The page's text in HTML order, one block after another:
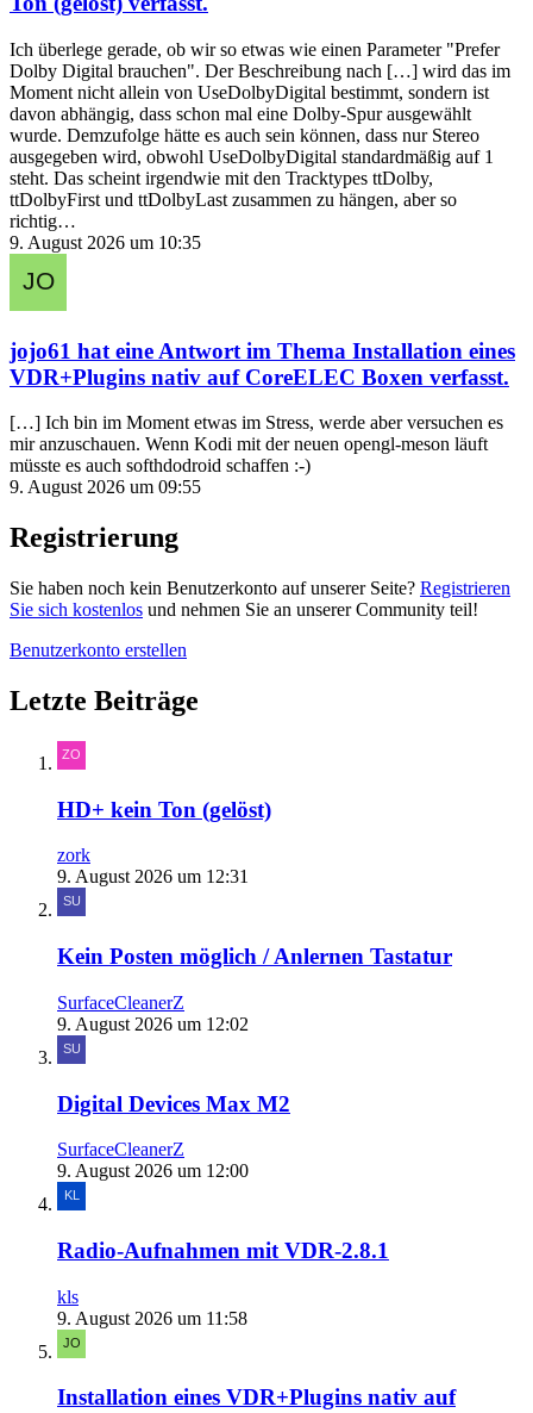
Ich überlege gerade, ob wir so etwas wie einen Parameter "Prefer
Dolby Digital brauchen". Der Beschreibung nach […] wird das im
Moment nicht allein von UseDolbyDigital bestimmt, sondern ist
davon abhängig, dass schon mal eine Dolby-Spur ausgewählt
wurde. Demzufolge hätte es auch sein können, dass nur Stereo
ausgegeben wird, obwohl UseDolbyDigital standardmäßig auf 1
steht. Das scheint irgendwie mit den Tracktypes ttDolby,
ttDolbyFirst und ttDolbyLast zusammen zu hängen, aber so
richtig…
9. August 2026 um 10:35
jojo61 hat eine Antwort im Thema Installation eines
VDR+Plugins nativ auf CoreELEC Boxen verfasst.
[…] Ich bin im Moment etwas im Stress, werde aber versuchen es
mir anzuschauen. Wenn Kodi mit der neuen opengl-meson läuft
müsste es auch softhdodroid schaffen :-)
9. August 2026 um 09:55
Registrierung
Sie haben noch kein Benutzerkonto auf unserer Seite? Registrieren
Sie sich kostenlos und nehmen Sie an unserer Community teil!
Benutzerkonto erstellen
Letzte Beiträge
HD+ kein Ton (gelöst)
zork
9. August 2026 um 12:31
Kein Posten möglich / Anlernen Tastatur
SurfaceCleanerZ
9. August 2026 um 12:02
Digital Devices Max M2
SurfaceCleanerZ
9. August 2026 um 12:00
Radio-Aufnahmen mit VDR-2.8.1
kls
9. August 2026 um 11:58
Installation eines VDR+Plugins nativ auf